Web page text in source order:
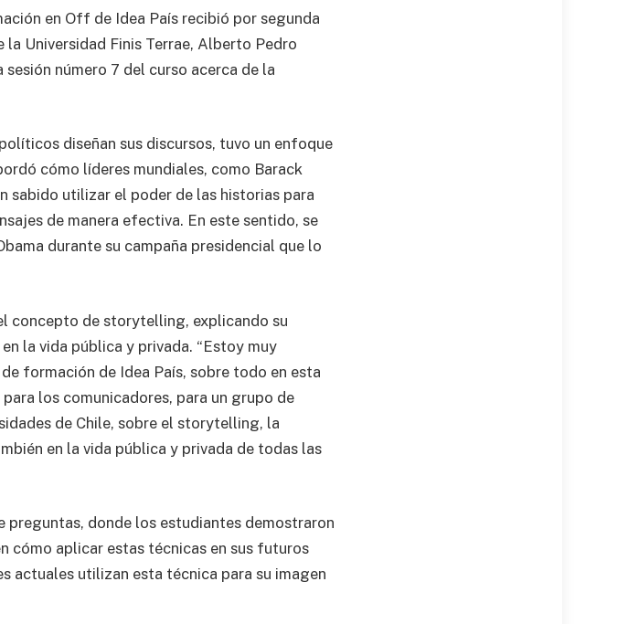
en Off de Idea País recibió por segunda
Universidad Finis Terrae, Alberto Pedro
número 7 del curso acerca de la
diseñan sus discursos, tuvo un enfoque
cómo líderes mundiales, como Barack
sabido utilizar el poder de las historias para
de manera efectiva. En este sentido, se
durante su campaña presidencial que lo
concepto de storytelling, explicando su
la vida pública y privada. “Estoy muy
formación de Idea País, sobre todo en esta
los comunicadores, para un grupo de
de Chile, sobre el storytelling, la
en la vida pública y privada de todas las
preguntas, donde los estudiantes demostraron
cómo aplicar estas técnicas en sus futuros
actuales utilizan esta técnica para su imagen